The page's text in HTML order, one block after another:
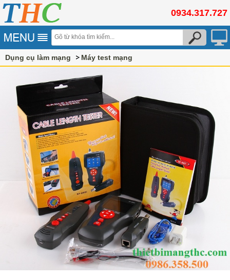
0934.317.727
Dụng cụ làm mạng Máy test mạng